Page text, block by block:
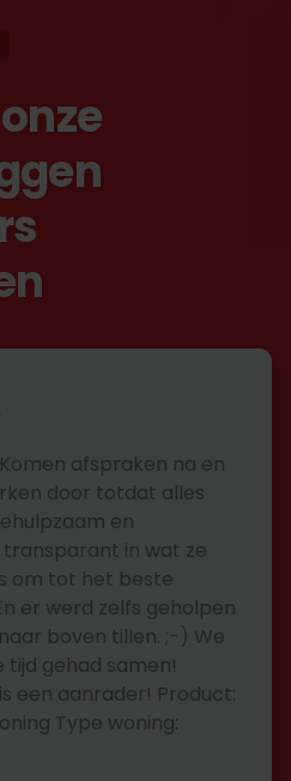
afspraken na en
door totdat alles
en
in wat ze
om tot het beste
er werd zelfs geholpen
boven tillen. ;-) We
tijd gehad samen!
een aanrader! Product:
Type woning: